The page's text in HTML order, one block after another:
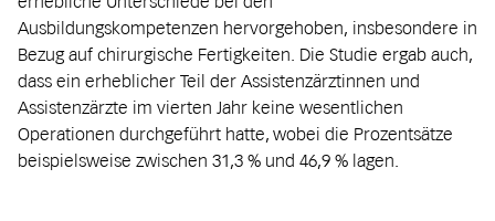
Ausbildungskompetenzen hervorgehoben, insbesondere in
Bezug auf chirurgische Fertigkeiten. Die Studie ergab auch,
dass ein erheblicher Teil der Assistenz­ärztinnen und
Assistenz­ärzte im vierten Jahr keine wesentlichen
Operationen durchgeführt hatte, wobei die Prozentsätze
beispielsweise zwischen 31,3 % und 46,9 % lagen.